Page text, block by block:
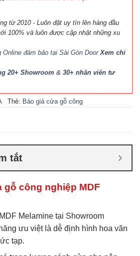
từ 2010 - Luôn đặt uy tín lên hàng đầu
100% và luôn được cập nhật những xu
Online đảm bảo tại Sài Gòn DoorXem chi
20+ Showroom & 30+ nhân viên tư
Thẻ: Báo giá cửa gỗ công
nghiệp chống ẩm
công nghiệp sơn trắng
gỗ MDF Laminate,Cửa gỗ
MDF Melamine
MDF phủ Melamine
tắt
gỗ công nghiệp MDF
Melamine tại Showroom
ưu việt là dễ định hình hoa văn
tạp.